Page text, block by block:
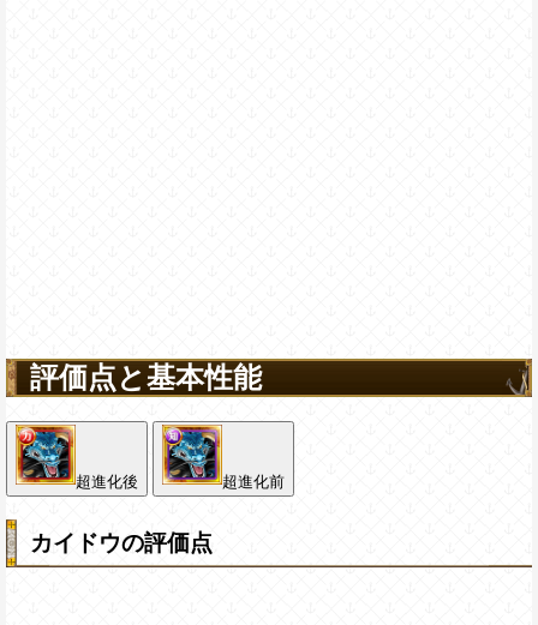
評価点と基本性能
超進化後 超進化前
カイドウの評価点